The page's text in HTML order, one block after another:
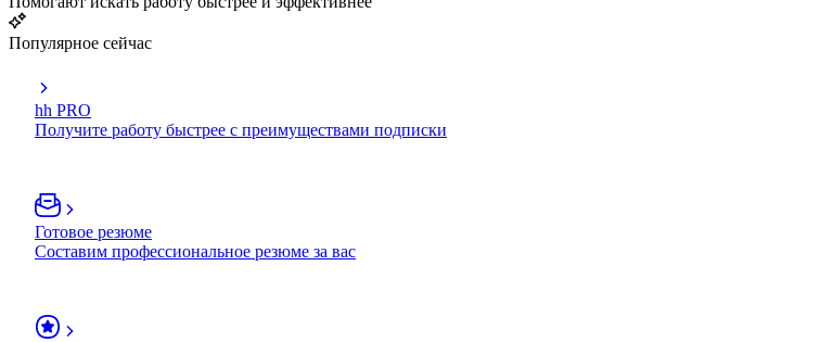
Популярное сейчас
hh PRO
Получите работу быстрее с преимуществами подписки
Готовое резюме
Составим профессиональное резюме за вас